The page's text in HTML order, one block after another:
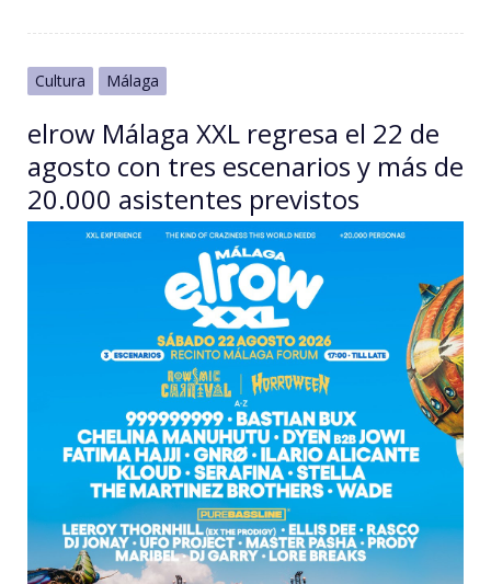
Cultura Málaga
elrow Málaga XXL regresa el 22 de
agosto con tres escenarios y más de
20.000 asistentes previstos